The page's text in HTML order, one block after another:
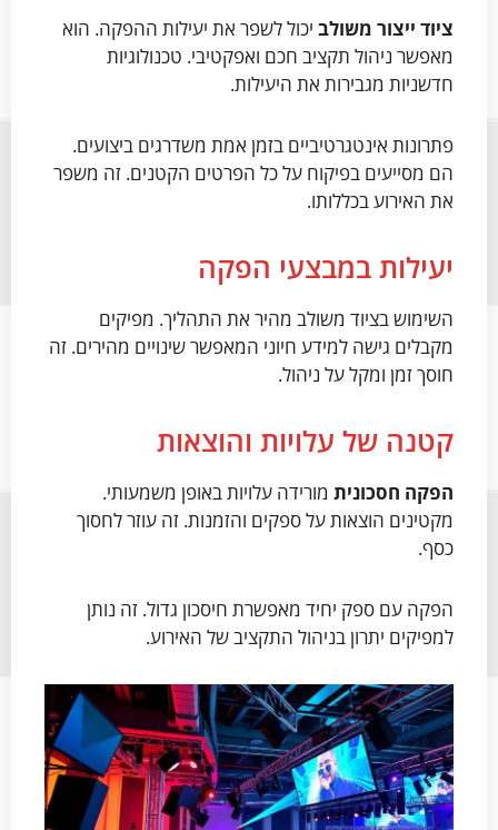
ציוד ייצור משולב יכול לשפר את יעילות ההפקה. הוא
מאפשר ניהול תקציב חכם ואפקטיבי. טכנולוגיות
חדשניות מגבירות את היעילות.
פתרונות אינטגרטיביים בזמן אמת משדרגים ביצועים.
הם מסייעים בפיקוח על כל הפרטים הקטנים. זה משפר
את האירוע בכללותו.
יעילות במבצעי הפקה
השימוש בציוד משולב מהיר את התהליך. מפיקים
מקבלים גישה למידע חיוני המאפשר שינויים מהירים. זה
חוסך זמן ומקל על ניהול.
קטנה של עלויות והוצאות
הפקה חסכונית מורידה עלויות באופן משמעותי.
מקטינים הוצאות על ספקים והזמנות. זה עוזר לחסוך
כסף.
הפקה עם ספק יחיד מאפשרת חיסכון גדול. זה נותן
למפיקים יתרון בניהול התקציב של האירוע.